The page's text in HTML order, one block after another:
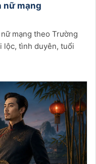
nữmạng
mạng theo Trường
lộc, tình duyên, tuổi